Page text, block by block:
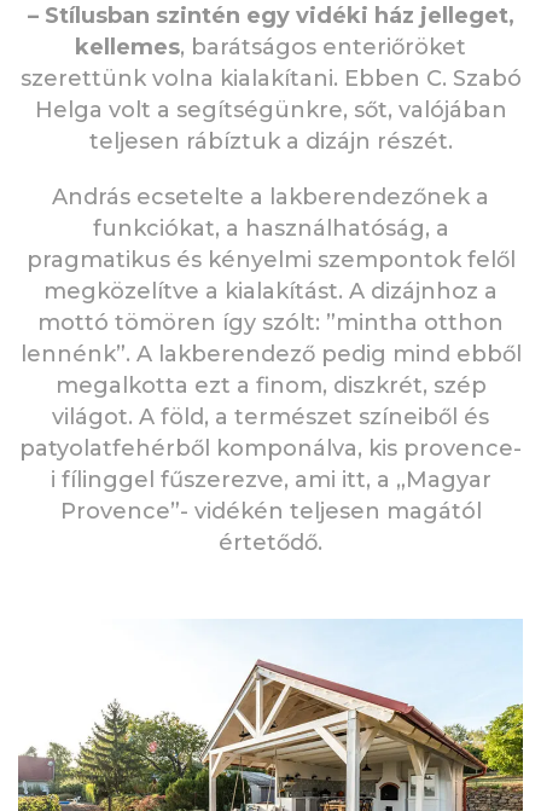
– Stílusban szintén egy vidéki ház jelleget,
kellemes, barátságos enteriőröket
szerettünk volna kialakítani. Ebben C. Szabó
Helga volt a segítségünkre, sőt, valójában
teljesen rábíztuk a dizájn részét.
András ecsetelte a lakberendezőnek a
funkciókat, a használhatóság, a
pragmatikus és kényelmi szempontok felől
megközelítve a kialakítást. A dizájnhoz a
mottó tömören így szólt: ”mintha otthon
lennénk”. A lakberendező pedig mind ebből
megalkotta ezt a finom, diszkrét, szép
világot. A föld, a természet színeiből és
patyolatfehérből komponálva, kis provence-
i fílinggel fűszerezve, ami itt, a „Magyar
Provence”- vidékén teljesen magától
értetődő.